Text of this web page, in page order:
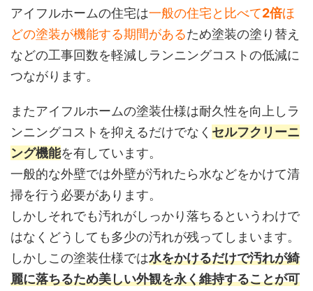
アイフルホームの住宅は一般の住宅と比べて2倍ほ
どの塗装が機能する期間があるため塗装の塗り替え
などの工事回数を軽減しランニングコストの低減に
つながります。
またアイフルホームの塗装仕様は耐久性を向上しラ
ンニングコストを抑えるだけでなく セルフクリーニ
ング機能を有しています。
一般的な外壁では外壁が汚れたら水などをかけて清
掃を行う必要があります。
しかしそれでも汚れがしっかり落ちるというわけで
はなくどうしても多少の汚れが残ってしまいます。
しかしこの塗装仕様では水をかけるだけで汚れが綺
麗に落ちるため美しい外観を永く維持することが可